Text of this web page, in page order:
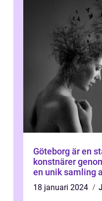
Göteborg är en
konstnärer
en unik samling
representerar
18 januari 2024